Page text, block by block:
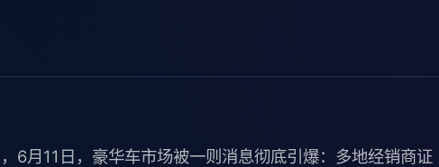
6月11日，豪华车市场被一则消息彻底引爆：多地经销商证